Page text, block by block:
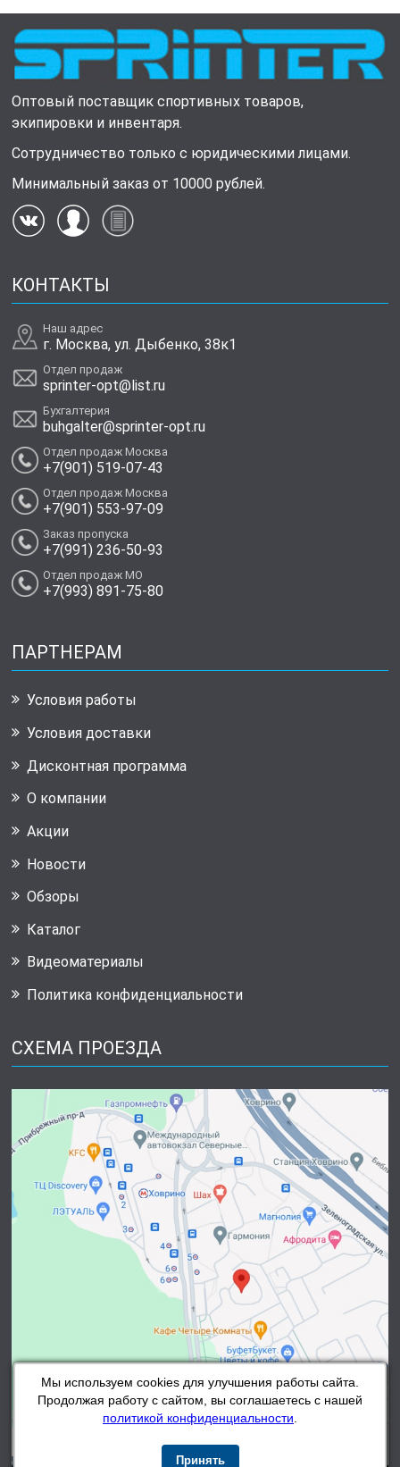
Мы используем cookies для улучшения работы сайта.
Продолжая работу с сайтом, вы соглашаетесь с нашей
политикой конфиденциальности
Принять
Оптовый поставщик спортивных товаров,
экипировки и инвентаря.
Сотрудничество только с юридическими лицами.
Минимальный заказ от 10000 рублей.
КОНТАКТЫ
Наш адрес
г. Москва, ул. Дыбенко, 38к1
Отдел продаж
sprinter-opt@list.ru
Бухгалтерия
buhgalter@sprinter-opt.ru
Отдел продаж Москва
+7(901) 519-07-43
Отдел продаж Москва
+7(901) 553-97-09
Заказ пропуска
+7(991) 236-50-93
Отдел продаж МО
+7(993) 891-75-80
ПАРТНЕРАМ
Условия работы
Условия доставки
Дисконтная программа
О компании
Акции
Новости
Обзоры
Каталог
Видеоматериалы
Политика конфиденциальности
СХЕМА ПРОЕЗДА